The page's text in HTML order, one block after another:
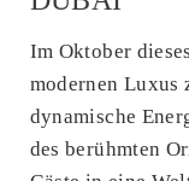
Im Oktober
modernen Luxus
dynamische
des berühmten